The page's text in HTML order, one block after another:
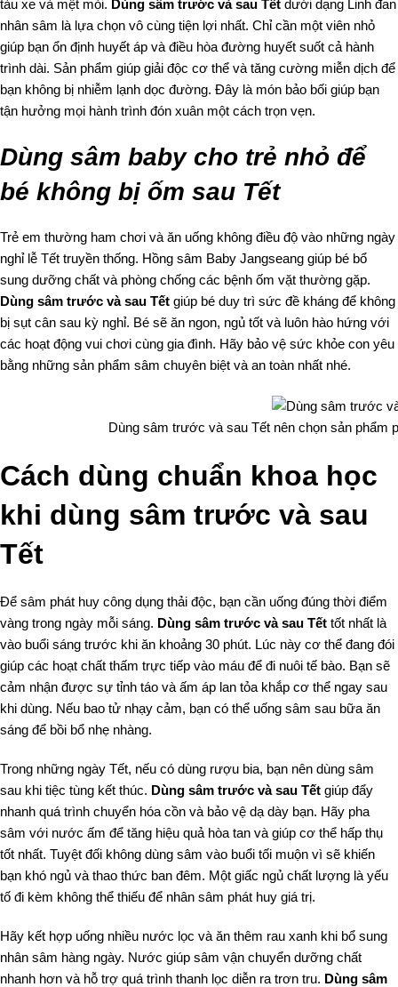
tàu xe và mệt mỏi. Dùng sâm trước và sau Tết dưới dạng Linh đan
nhân sâm là lựa chọn vô cùng tiện lợi nhất. Chỉ cần một viên nhỏ
giúp bạn ổn định huyết áp và điều hòa đường huyết suốt cả hành
trình dài. Sản phẩm giúp giải độc cơ thể và tăng cường miễn dịch để
bạn không bị nhiễm lạnh dọc đường. Đây là món bảo bối giúp bạn
tận hưởng mọi hành trình đón xuân một cách trọn vẹn.
Dùng sâm baby cho trẻ nhỏ để
bé không bị ốm sau Tết
Trẻ em thường ham chơi và ăn uống không điều độ vào những ngày
nghỉ lễ Tết truyền thống. Hồng sâm Baby Jangseang giúp bé bổ
sung dưỡng chất và phòng chống các bệnh ốm vặt thường gặp.
Dùng sâm trước và sau Tết giúp bé duy trì sức đề kháng để không
bị sụt cân sau kỳ nghỉ. Bé sẽ ăn ngon, ngủ tốt và luôn hào hứng với
các hoạt động vui chơi cùng gia đình. Hãy bảo vệ sức khỏe con yêu
bằng những sản phẩm sâm chuyên biệt và an toàn nhất nhé.
Dùng sâm trước và sau Tết nên chọn sản phẩm
Cách dùng chuẩn khoa học
khi dùng sâm trước và sau
Tết
Để sâm phát huy công dụng thải độc, bạn cần uống đúng thời điểm
vàng trong ngày mỗi sáng. Dùng sâm trước và sau Tết tốt nhất là
vào buổi sáng trước khi ăn khoảng 30 phút. Lúc này cơ thể đang đói
giúp các hoạt chất thấm trực tiếp vào máu để đi nuôi tế bào. Bạn sẽ
cảm nhận được sự tỉnh táo và ấm áp lan tỏa khắp cơ thể ngay sau
khi dùng. Nếu bao tử nhạy cảm, bạn có thể uống sâm sau bữa ăn
sáng để bồi bổ nhẹ nhàng.
Trong những ngày Tết, nếu có dùng rượu bia, bạn nên dùng sâm
sau khi tiệc tùng kết thúc. Dùng sâm trước và sau Tết giúp đẩy
nhanh quá trình chuyển hóa cồn và bảo vệ dạ dày bạn. Hãy pha
sâm với nước ấm để tăng hiệu quả hòa tan và giúp cơ thể hấp thụ
tốt nhất. Tuyệt đối không dùng sâm vào buổi tối muộn vì sẽ khiến
bạn khó ngủ và thao thức ban đêm. Một giấc ngủ chất lượng là yếu
tố đi kèm không thể thiếu để nhân sâm phát huy giá trị.
Hãy kết hợp uống nhiều nước lọc và ăn thêm rau xanh khi bổ sung
nhân sâm hàng ngày. Nước giúp sâm vận chuyển dưỡng chất
nhanh hơn và hỗ trợ quá trình thanh lọc diễn ra trơn tru. Dùng sâm